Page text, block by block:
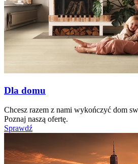
Dla domu
Chcesz razem z nami wykończyć dom
Poznaj naszą ofertę.
Sprawdź